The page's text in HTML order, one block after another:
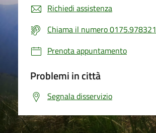
Richiedi assistenza
Chiama il numero 0175.978321
Prenota appuntamento
Problemi in città
Segnala disservizio